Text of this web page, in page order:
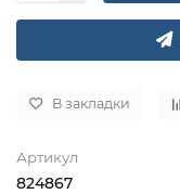
В закладки
Артикул
824867